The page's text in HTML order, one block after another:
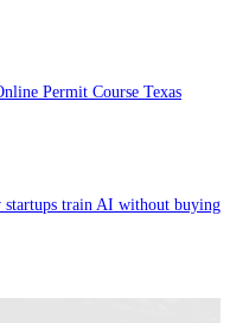
Permit Course Texas
train AI without buying